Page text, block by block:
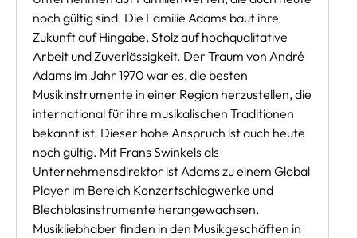
noch gültig sind. Die Familie Adams baut ihre
Zukunft auf Hingabe, Stolz auf hochqualitative
Arbeit und Zuverlässigkeit. Der Traum von André
Adams im Jahr 1970 war es, die besten
Musikinstrumente in einer Region herzustellen, die
international für ihre musikalischen Traditionen
bekannt ist. Dieser hohe Anspruch ist auch heute
noch gültig. Mit Frans Swinkels als
Unternehmensdirektor ist Adams zu einem Global
Player im Bereich Konzertschlagwerke und
Blechblasinstrumente herangewachsen.
Musikliebhaber finden in den Musikgeschäften in